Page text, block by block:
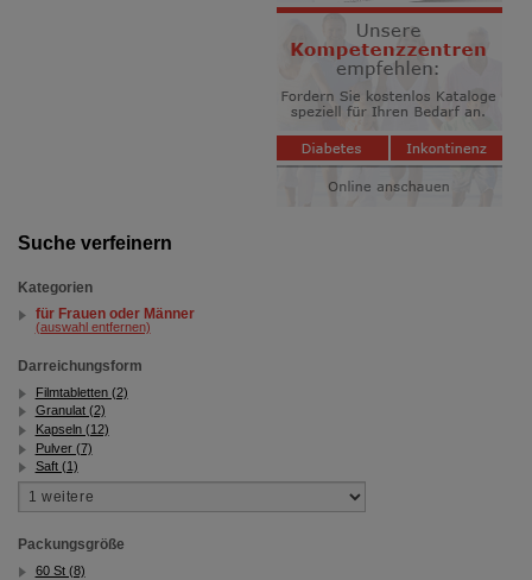
Suche verfeinern
Kategorien
für Frauen oder Männer
(auswahl entfernen)
Darreichungsform
Filmtabletten (2)
Granulat (2)
Kapseln (12)
Pulver (7)
Saft (1)
Packungsgröße
60 St (8)